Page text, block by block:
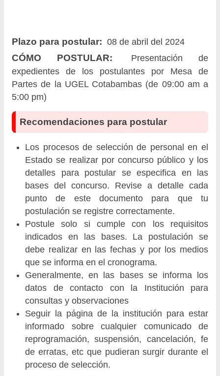
Plazo para postular: 08 de abril del 2024
CÓMO POSTULAR:
Presentación de
expedientes de los postulantes por Mesa de
Partes de la UGEL Cotabambas (de 09:00 am a
5:00 pm)
Recomendaciones para postular
Los procesos de selección de personal en el
Estado se realizar por concurso público y los
detalles para postular se especifica en las
bases del concurso. Revise a detalle cada
punto de este documento para que tu
postulación se registre correctamente.
Postule solo si cumple con los requisitos
indicados en las bases. La postulación se
debe realizar en las fechas y por los medios
que se informa en el cronograma.
Generalmente, en las bases se informa los
datos de contacto con la Institución para
consultas y observaciones
Seguir la página de la institución para estar
informado sobre cualquier comunicado de
reprogramación, suspensión, cancelación, fe
de erratas, etc que pudieran surgir durante el
proceso de selección.